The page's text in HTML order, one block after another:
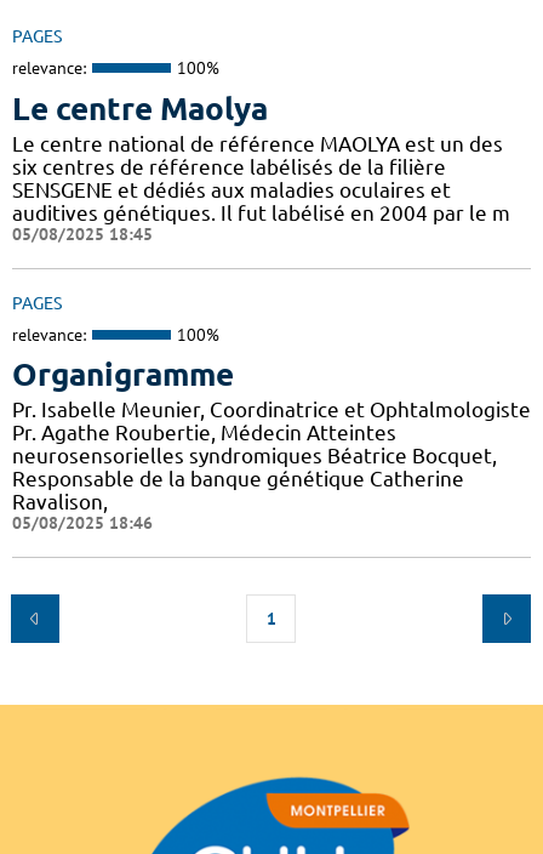
PAGES
relevance: 100%
Le centre Maolya
Le centre national de référence MAOLYA est un des
six centres de référence labélisés de la filière
SENSGENE et dédiés aux maladies oculaires et
auditives génétiques. Il fut labélisé en 2004 par le m
05/08/2025 18:45
PAGES
relevance: 100%
Organigramme
Pr. Isabelle Meunier, Coordinatrice et Ophtalmologiste
Pr. Agathe Roubertie, Médecin Atteintes
neurosensorielles syndromiques Béatrice Bocquet,
Responsable de la banque génétique Catherine
Ravalison,
05/08/2025 18:46
1